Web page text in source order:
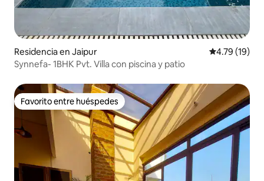
Residencia en Jaipur Calificación
4.79 (19)
Synnefa- 1BHK Pvt. Villa con piscina y patio
Favorito entre huéspedes
Favorito entre huéspedes